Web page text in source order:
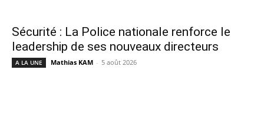
Sécurité : La Police nationale renforce le
leadership de ses nouveaux directeurs
A LA UNE Mathias KAM - 5 août 2026